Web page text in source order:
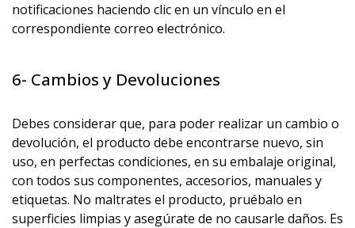
notificaciones haciendo clic en un vínculo en el
correspondiente correo electrónico.
6- Cambios y Devoluciones
Debes considerar que, para poder realizar un cambio o
devolución, el producto debe encontrarse nuevo, sin
uso, en perfectas condiciones, en su embalaje original,
con todos sus componentes, accesorios, manuales y
etiquetas. No maltrates el producto, pruébalo en
superficies limpias y asegúrate de no causarle daños. Es